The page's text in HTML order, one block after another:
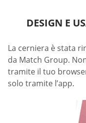
DESIGN E
La cerniera è stata
da Match Group.
tramite il tuo
solo tramite l’app.